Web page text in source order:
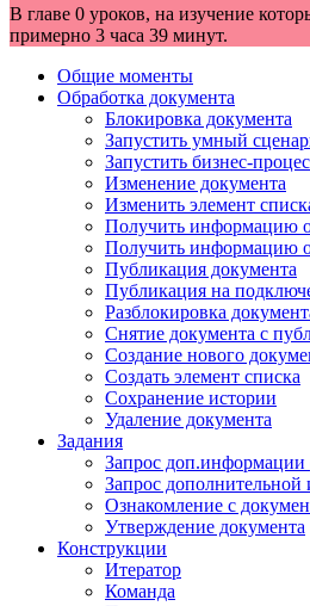
В главе 0 уроков, на изучение
примерно 3 часа 39 минут.
Общие моменты
Обработка документа
Блокировка документа
Запустить умный
Запустить бизнес-
Изменение документа
Изменить элемент
Получить информацию о
Получить информацию
Публикация документа
Публикация на
Разблокировка
Снятие документа с
Создание нового
Создать элемент списка
Сохранение истории
Удаление документа
Задания
Запрос доп.информации
Запрос
Ознакомление с
Утверждение документа
Конструкции
Итератор
Команда